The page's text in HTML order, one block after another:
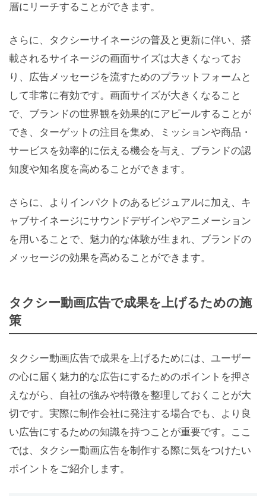
層にリーチすることができます。
さらに、タクシーサイネージの普及と更新に伴い、搭
載されるサイネージの画面サイズは大きくなってお
り、広告メッセージを流すためのプラットフォームと
して非常に有効です。画面サイズが大きくなること
で、ブランドの世界観を効果的にアピールすることが
でき、ターゲットの注目を集め、ミッションや商品・
サービスを効率的に伝える機会を与え、ブランドの認
知度や知名度を高めることができます。
さらに、よりインパクトのあるビジュアルに加え、キ
ャブサイネージにサウンドデザインやアニメーション
を用いることで、魅力的な体験が生まれ、ブランドの
メッセージの効果を高めることができます。
タクシー動画広告で成果を上げるための施
策
タクシー動画広告で成果を上げるためには、ユーザー
の心に届く魅力的な広告にするためのポイントを押さ
えながら、自社の強みや特徴を整理しておくことが大
切です。実際に制作会社に発注する場合でも、より良
い広告にするための知識を持つことが重要です。ここ
では、タクシー動画広告を制作する際に気をつけたい
ポイントをご紹介します。